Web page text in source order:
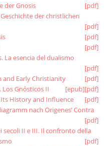
der Gnosis
[pdf]
der christlichen
[pdf]
[pdf]
[pdf]
La esencia del dualismo
[pdf]
and Early Christianity
[pdf]
Gnósticos II
[epub][pdf]
History and Influence
[pdf]
nach Origenes’ Contra
[pdf]
secoli II e III. Il confronto della
[pdf]